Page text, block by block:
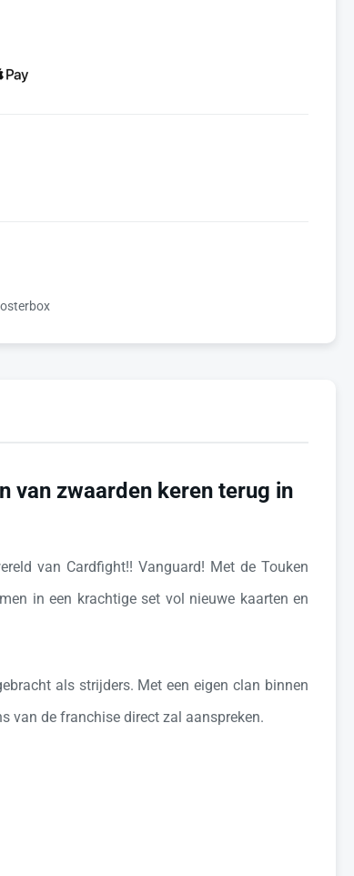
van zwaarden keren terug in
van Cardfight!! Vanguard! Met de Touken
in een krachtige set vol nieuwe kaarten en
als strijders. Met een eigen clan binnen
van de franchise direct zal aanspreken.